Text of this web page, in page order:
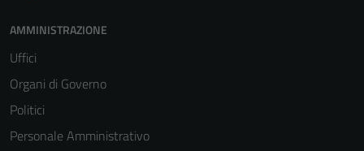
AMMINISTRAZIONE
Uffici
Organi di Governo
Politici
Personale Amministrativo